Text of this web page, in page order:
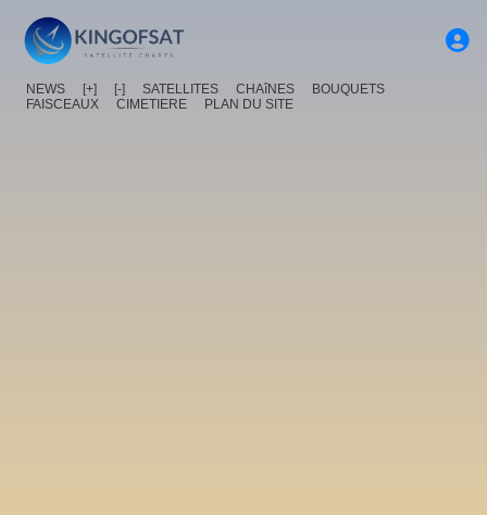
NEWS [+] [-] SATELLITES CHAîNES
BOUQUETS
FAISCEAUX
CIMETIERE PLAN DU SITE